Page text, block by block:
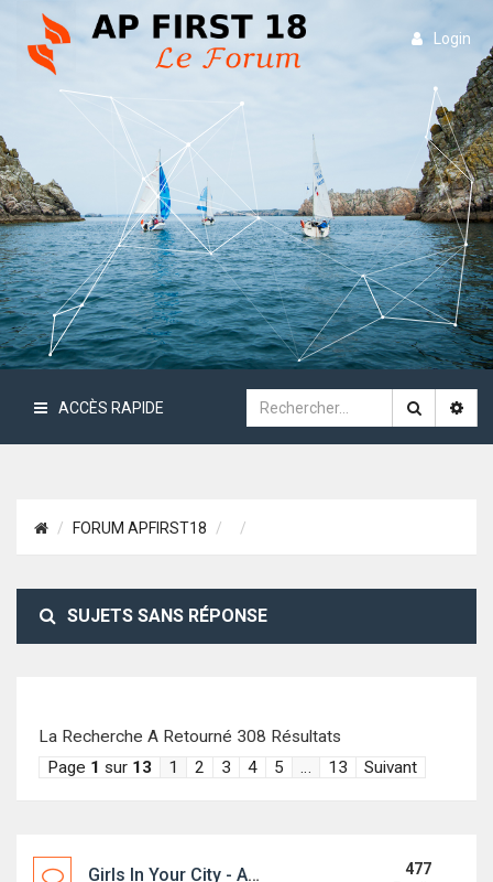
Login
ACCÈS RAPIDE
FORUM APFIRST18
SUJETS SANS RÉPONSE
La Recherche A Retourné 308 Résultats
Page 1 sur 13 1 2 3 4 5 … 13 Suivant
Girls In Your City - Anonymous Casual Dating - No Selfie
477